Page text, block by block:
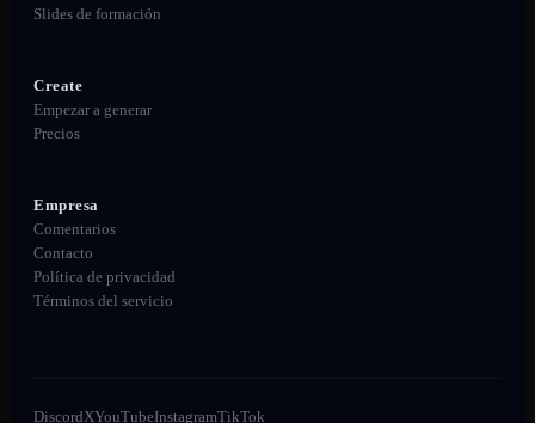
Slides de formación
Create
Empezar a generar
Precios
Empresa
Comentarios
Contacto
Política de privacidad
Términos del servicio
DiscordXYouTubeInstagramTikTok